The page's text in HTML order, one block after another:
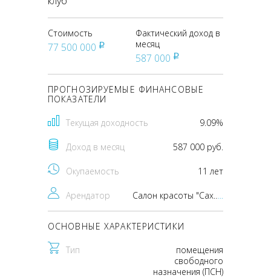
Стоимость
77 500 000 pуб
Фактический доход в
месяц
587 000 pуб
ПРОГНОЗИРУЕМЫЕ ФИНАНСОВЫЕ
ПОКАЗАТЕЛИ
Текущая доходность 9.09%
Доход в месяц 587 000 руб.
Окупаемость 11 лет
Арендатор Салон красоты "Сахар", "Компьютерный клуб"...
ОСНОВНЫЕ ХАРАКТЕРИСТИКИ
Тип
помещения
свободного
назначения (ПСН)